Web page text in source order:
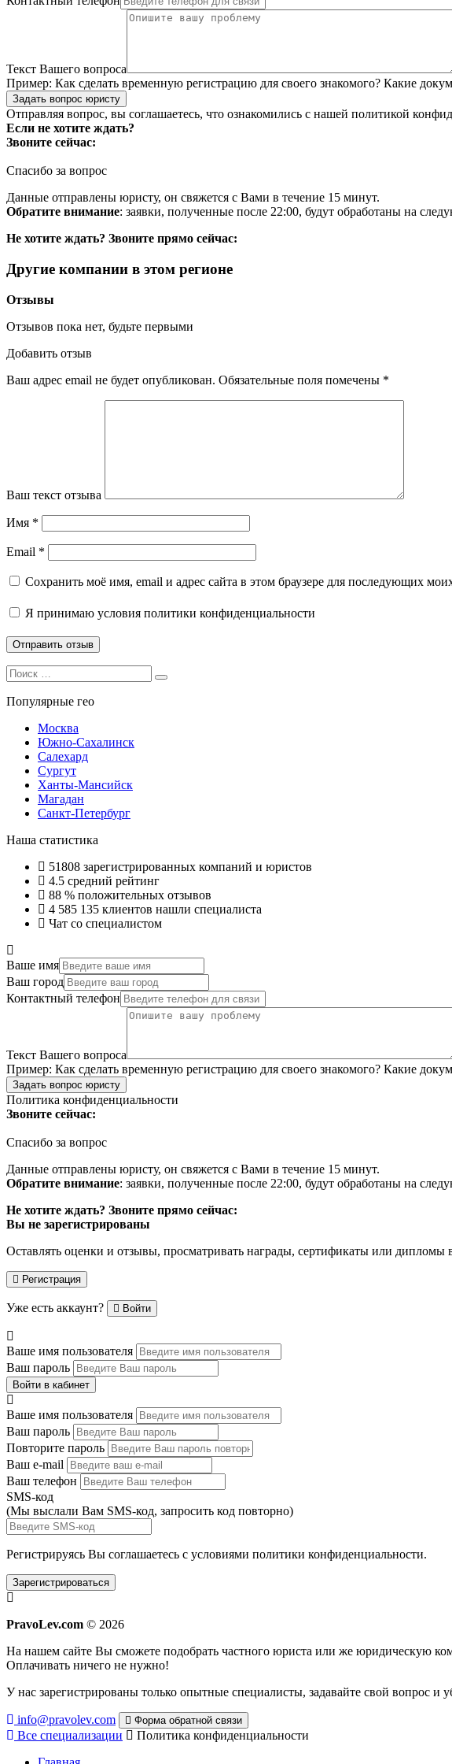
Текст Вашего вопроса
Пример: Как сделать временную регистрацию для своего знакомого? Какие
Задать вопрос юристу
Отправляя вопрос, вы соглашаетесь, что ознакомились с нашей политикой
Если не хотите ждать?
Звоните сейчас:
Спасибо за вопрос
Данные отправлены юристу, он свяжется с Вами в течение 15 минут.
Обратите внимание: заявки, полученные после 22:00, будут обработаны на
Не хотите ждать? Звоните прямо сейчас:
Другие компании в этом регионе
Отзывы
Отзывов пока нет, будьте первыми
Добавить отзыв
Ваш адрес email не будет опубликован. Обязательные поля помечены *
Ваш текст отзыва
Имя *
Email *
Сохранить моё имя, email и адрес сайта в этом браузере для последующих
Я принимаю условия политики конфиденциальности
Search
for:
Search
Популярные гео
Москва
Южно-Сахалинск
Салехард
Сургут
Ханты-Мансийск
Магадан
Санкт-Петербург
Наша статистика
51808 зарегистрированных компаний и юристов
4.5 средний рейтинг
88 % положительных отзывов
4 585 135 клиентов нашли специалиста
Чат со специалистом
Ваше имя
Ваш город
Контактный телефон
Текст Вашего вопроса
Пример: Как сделать временную регистрацию для своего знакомого? Какие
Задать вопрос юристу
Политика конфиденциальности
Звоните сейчас:
Спасибо за вопрос
Данные отправлены юристу, он свяжется с Вами в течение 15 минут.
Обратите внимание: заявки, полученные после 22:00, будут обработаны на
Не хотите ждать? Звоните прямо сейчас:
Вы не зарегистрированы
Оставлять оценки и отзывы, просматривать награды, сертификаты или дипломы
Регистрация
Уже есть аккаунт? Войти
Ваше имя пользователя
Ваш пароль
Войти в кабинет
Ваше имя пользователя
Ваш пароль
Повторите пароль
Ваш e-mail
Ваш телефон
SMS-код
(Мы выслали Вам SMS-код, запросить код повторно)
Регистрируясь Вы соглашаетесь с условиями политики конфиденциальности.
Зарегистрироваться
PravoLev.com © 2026
На нашем сайте Вы сможете подобрать частного юриста или же юридическую
Оплачивать ничего не нужно!
У нас зарегистрированы только опытные специалисты, задавайте свой вопрос и
info@pravolev.com Форма обратной связи
Все специализации
Политика конфиденциальности